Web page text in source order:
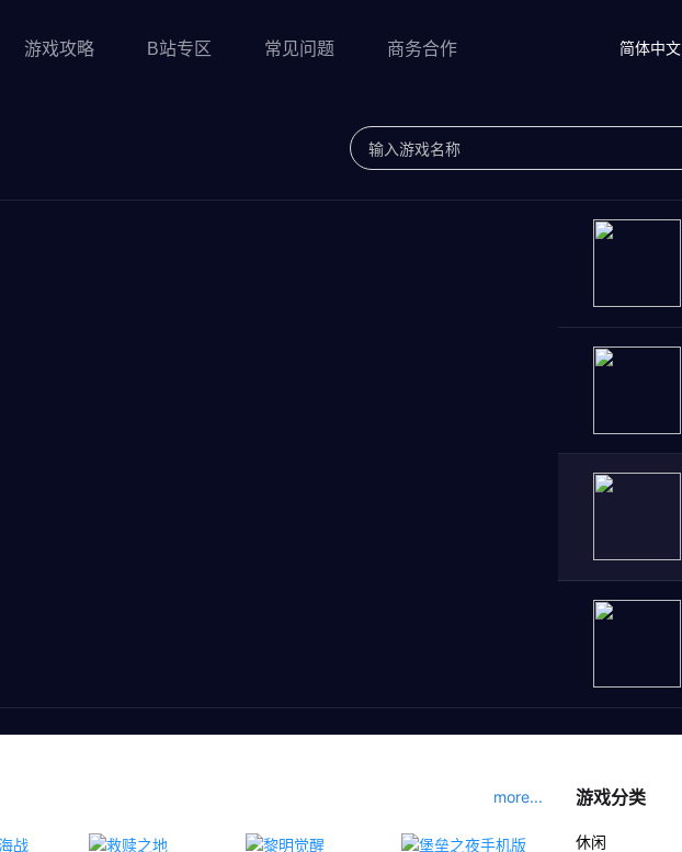
游戏攻略 B站专区 常见问题 商务合作 简体中文
more... 游戏分类
休闲